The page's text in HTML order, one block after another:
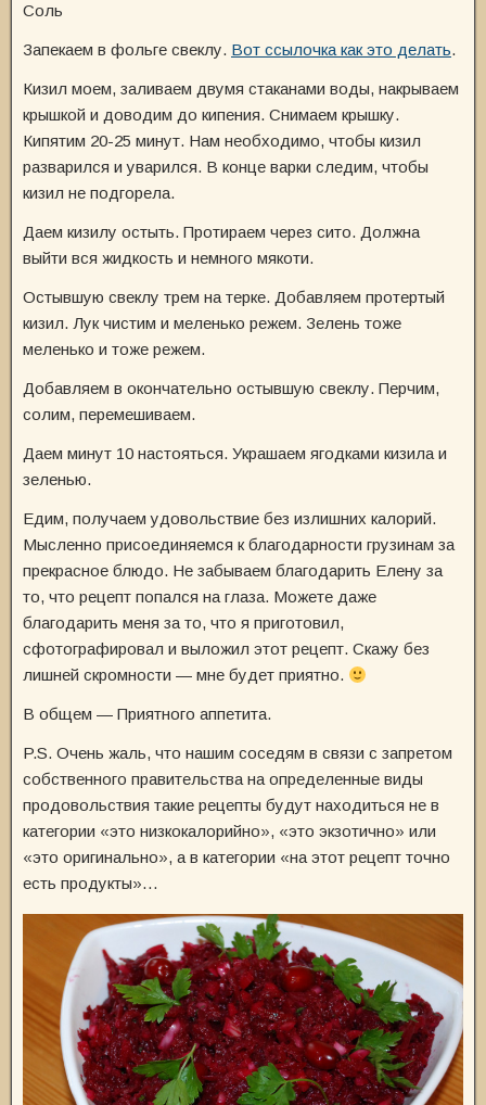
Соль
Запекаем в фольге свеклу. Вот ссылочка как это делать.
Кизил моем, заливаем двумя стаканами воды, накрываем
крышкой и доводим до кипения. Снимаем крышку.
Кипятим 20-25 минут. Нам необходимо, чтобы кизил
разварился и уварился. В конце варки следим, чтобы
кизил не подгорела.
Даем кизилу остыть. Протираем через сито. Должна
выйти вся жидкость и немного мякоти.
Остывшую свеклу трем на терке. Добавляем протертый
кизил. Лук чистим и меленько режем. Зелень тоже
меленько и тоже режем.
Добавляем в окончательно остывшую свеклу. Перчим,
солим, перемешиваем.
Даем минут 10 настояться. Украшаем ягодками кизила и
зеленью.
Едим, получаем удовольствие без излишних калорий.
Мысленно присоединяемся к благодарности грузинам за
прекрасное блюдо. Не забываем благодарить Елену за
то, что рецепт попался на глаза. Можете даже
благодарить меня за то, что я приготовил,
сфотографировал и выложил этот рецепт. Скажу без
лишней скромности — мне будет приятно.
В общем — Приятного аппетита.
P.S. Очень жаль, что нашим соседям в связи с запретом
собственного правительства на определенные виды
продовольствия такие рецепты будут находиться не в
категории «это низкокалорийно», «это экзотично» или
«это оригинально», а в категории «на этот рецепт точно
есть продукты»…